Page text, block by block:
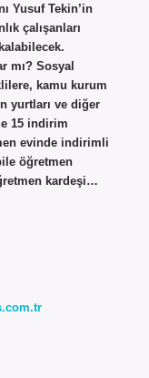
Yusuf Tekin’in
çalışanları
mı? Sosyal
kamu kurum
yurtları ve diğer
15 indirim
evinde indirimli
öğretmen
kardeşi…